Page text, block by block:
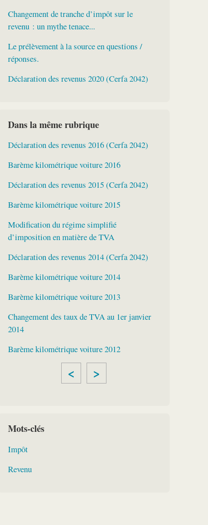
Changement de tranche d’impôt sur le
revenu : un mythe tenace...
Le prélèvement à la source en questions /
réponses.
Déclaration des revenus 2020 (Cerfa 2042)
Dans la même rubrique
Déclaration des revenus 2016 (Cerfa 2042)
Barème kilométrique voiture 2016
Déclaration des revenus 2015 (Cerfa 2042)
Barème kilométrique voiture 2015
Modification du régime simplifié
d’imposition en matière de TVA
Déclaration des revenus 2014 (Cerfa 2042)
Barème kilométrique voiture 2014
Barème kilométrique voiture 2013
Changement des taux de TVA au 1er janvier
2014
Barème kilométrique voiture 2012
< >
Mots-clés
Impôt
Revenu